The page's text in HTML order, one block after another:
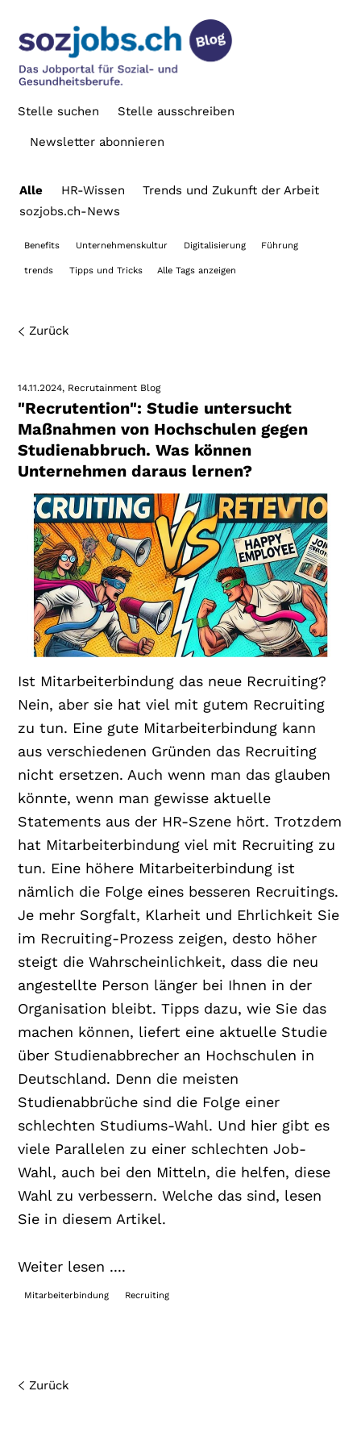
Stelle ausschreiben
Stelle suchen
Newsletter abonnieren
Alle HR-Wissen
Trends und Zukunft der Arbeit
sozjobs.ch-News
Benefits Unternehmenskultur Digitalisierung Führung
trends Tipps und Tricks Alle Tags anzeigen
Zurück
14.11.2024 Recrutainment Blog
"Recrutention": Studie untersucht
Maßnahmen von Hochschulen gegen
Studienabbruch. Was können
Unternehmen daraus lernen?
Ist Mitarbeiterbindung das neue Recruiting?
Nein, aber sie hat viel mit gutem Recruiting
zu tun. Eine gute Mitarbeiterbindung kann
aus verschiedenen Gründen das Recruiting
nicht ersetzen. Auch wenn man das glauben
könnte, wenn man gewisse aktuelle
Statements aus der HR-Szene hört. Trotzdem
hat Mitarbeiterbindung viel mit Recruiting zu
tun. Eine höhere Mitarbeiterbindung ist
nämlich die Folge eines besseren Recruitings.
Je mehr Sorgfalt, Klarheit und Ehrlichkeit Sie
im Recruiting-Prozess zeigen, desto höher
steigt die Wahrscheinlichkeit, dass die neu
angestellte Person länger bei Ihnen in der
Organisation bleibt. Tipps dazu, wie Sie das
machen können, liefert eine aktuelle Studie
über Studienabbrecher an Hochschulen in
Deutschland. Denn die meisten
Studienabbrüche sind die Folge einer
schlechten Studiums-Wahl. Und hier gibt es
viele Parallelen zu einer schlechten Job-
Wahl, auch bei den Mitteln, die helfen, diese
Wahl zu verbessern. Welche das sind, lesen
Sie in diesem Artikel.
Weiter lesen ....
Mitarbeiterbindung Recruiting
Zurück